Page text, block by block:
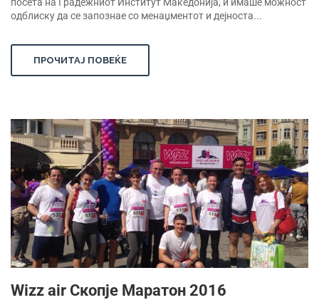
посета на Градежниот Институт Македонија, и имаше можност
одблиску да се запознае со менаџментот и дејноста...
ПРОЧИТАЈ ПОВЕЌЕ
Wizz air Скопје Маратон 2016